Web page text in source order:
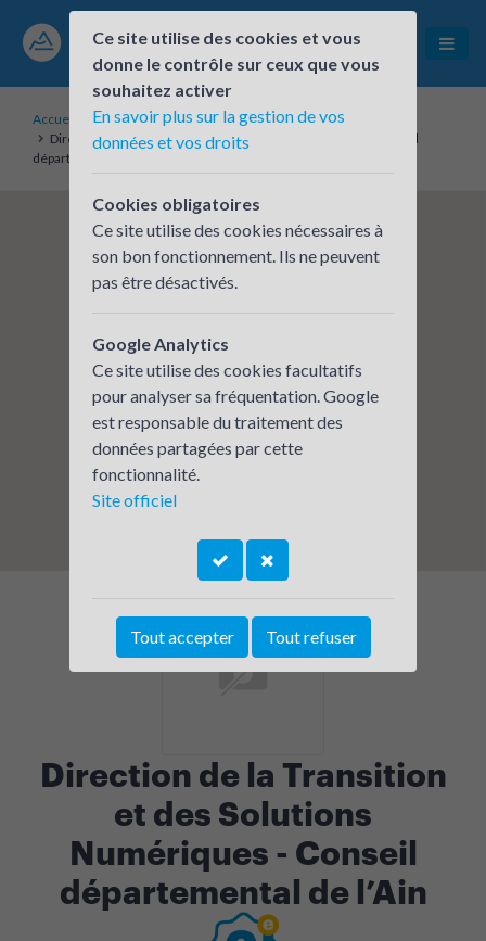
Accueil
Établissements inscrits
Direction de la Transition et des Solutions Numériques - Conseil
départemental de l’Ain
Direction de la Transition
et des Solutions
Numériques - Conseil
départemental de l’Ain
Ce site utilise des cookies et vous
donne le contrôle sur ceux que vous
souhaitez activer
En savoir plus sur la gestion de vos
données et vos droits
Cookies obligatoires
Ce site utilise des cookies nécessaires à
son bon fonctionnement. Ils ne peuvent
pas être désactivés.
Google Analytics
Ce site utilise des cookies facultatifs
pour analyser sa fréquentation. Google
est responsable du traitement des
données partagées par cette
fonctionnalité.
Site officiel
Tout accepter Tout refuser